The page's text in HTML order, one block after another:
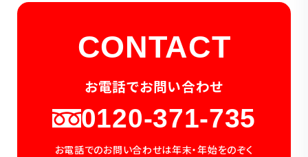
CONTACT
お電話でお問い合わせ
0120-371-735
お電話でのお問い合わせは年末・年始をのぞく